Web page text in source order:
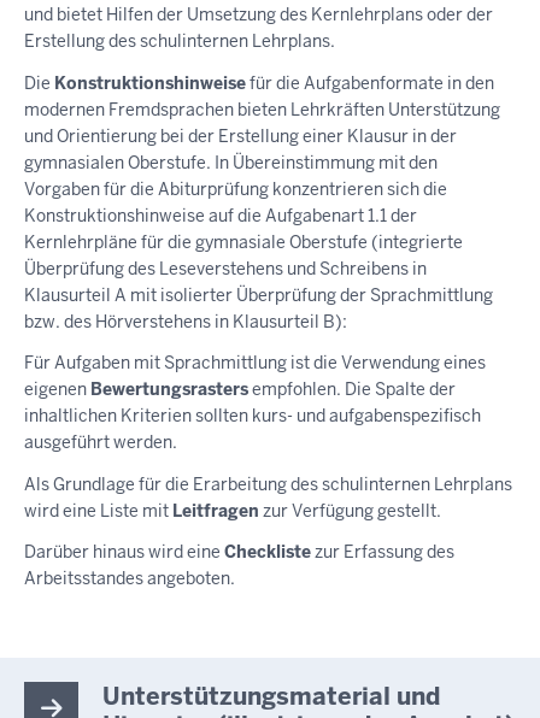
und bietet Hilfen der Umsetzung des Kernlehrplans oder der
Erstellung des schulinternen Lehrplans.
Die Konstruktionshinweisefür die Aufgabenformate in den
modernen Fremdsprachen bieten Lehrkräften Unterstützung
und Orientierung bei der Erstellung einer Klausur in der
gymnasialen Oberstufe. In Übereinstimmung mit den
Vorgaben für die Abiturprüfung konzentrieren sich die
Konstruktionshinweise auf die Aufgabenart 1.1 der
Kernlehrpläne für die gymnasiale Oberstufe (integrierte
Überprüfung des Leseverstehens und Schreibens in
Klausurteil A mit isolierter Überprüfung der Sprachmittlung
bzw. des Hörverstehens in Klausurteil B):
Für Aufgaben mit Sprachmittlung ist die Verwendung eines
eigenen Bewertungsrastersempfohlen. Die Spalte der
inhaltlichen Kriterien sollten kurs- und aufgabenspezifisch
ausgeführt werden.
Als Grundlage für die Erarbeitung des schulinternen Lehrplans
wird eine Liste mit Leitfragen zur Verfügung gestellt.
Darüber hinaus wird eine Checklistezur Erfassung des
Arbeitsstandes angeboten.
Unterstützungsmaterial und